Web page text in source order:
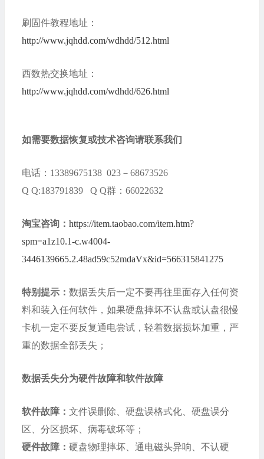
刷固件教程地址：
http://www.jqhdd.com/wdhdd/512.html
西数热交换地址：
http://www.jqhdd.com/wdhdd/626.html
如需要数据恢复或技术咨询请联系我们
电话：13389675138 023－68673526
Q Q:183791839 Q Q群：66022632
淘宝咨询： https://item.taobao.com/item.htm?
spm=a1z10.1-c.w4004-
3446139665.2.48ad59c52mdaVx&id=566315841275
特别提示： 数据丢失后一定不要再往里面存入任何资
料和装入任何软件，如果硬盘摔坏不认盘或认盘很慢
卡机一定不要反复通电尝试，轻着数据损坏加重，严
重的数据全部丢失；
数据丢失分为硬件故障和软件故障
软件故障： 文件误删除、硬盘误格式化、硬盘误分
区、分区损坏、病毒破坏等；
硬件故障： 硬盘物理摔坏、通电磁头异响、不认硬